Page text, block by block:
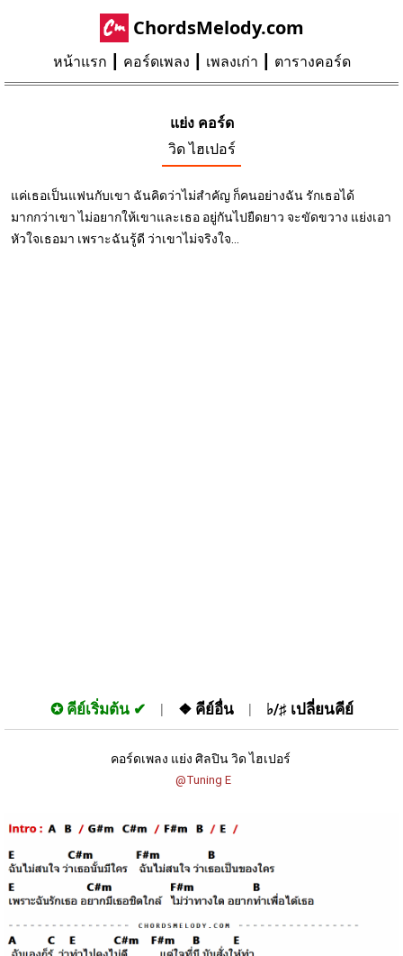
ChordsMelody.com
หน้าแรก คอร์ดเพลง เพลงเก่า ตารางคอร์ด
แย่ง คอร์ด
วิด ไฮเปอร์
แค่เธอเป็นแฟนกับเขา ฉันคิดว่าไม่สำคัญ ก็คนอย่างฉัน รักเธอได้
มากกว่าเขา ไม่อยากให้เขาและเธอ อยู่กันไปยืดยาว จะขัดขวาง แย่งเอา
หัวใจเธอมา เพราะฉันรู้ดี ว่าเขาไม่จริงใจ...
✪ คีย์เริ่มต้น ❖ คีย์อื่น ♭/♯ เปลี่ยนคีย์
คอร์ดเพลง แย่ง ศิลปิน วิด ไฮเปอร์
@Tuning E